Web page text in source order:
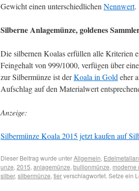
Gewicht einen unterschiedlichen Nennwert.
Silberne Anlagemünze, goldenes
Die silbernen Koalas erfüllen alle Kriterien
Feingehalt von 999/1000, verfügen über
zur Silbermünze ist derKoala in Gold eher
Aufschlag auf den Materialwert
Anzeige:
Silbermünze Koala 2015 jetzt kaufen auf
Dieser Beitrag wurde unterAllgemein,
unze, 2015, anlagemünze, bullionmünze, moderne
silber, silbermünze, tierverschlagwortet. Setze ein